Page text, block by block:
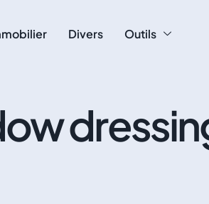
Divers Outils